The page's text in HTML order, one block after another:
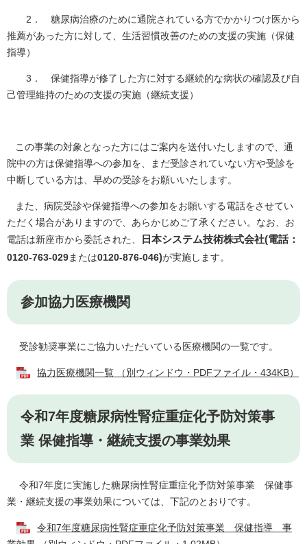
2． 糖尿病治療のために通院されている方でかかりつけ医から
推薦があった方に対して、生活習慣改善のための支援の実施（保健
指導）
3． 保健指導が修了した方に対する継続的な病状の確認及び自
己管理維持のための支援の実施（継続支援）
この事業の対象となった方にはご案内を送付いたしますので、通
院中の方は保健指導への参加を、まだ受診されていない方や受診を
中断している方は、早めの受診をお願いいたします。
また、病院受診や保健指導への参加をお願いする電話をさせてい
ただく場合がありますので、あらかじめご了承ください。なお、お
電話は新座市から委託された、
日本システム技術株式会社(電話：
0120-763-029​または0120-876-046)が実施します。
参加協力医療機関
受診勧奨事業にご協力いただいている医療機関の一覧です。
協力医療機関一覧 （別ウィンドウ・PDFファイル・434KB）
令和7年度糖尿病性腎症重症化予防対策事
業 保健指導・継続支援の事業効果
令和7年度に実施した糖尿病性腎症重症化予防対策事業 保健事
業・継続支援の事業効果については、下記のとおりです。
令和7年度糖尿病性腎症重症化予防対策事業 保健指導 事